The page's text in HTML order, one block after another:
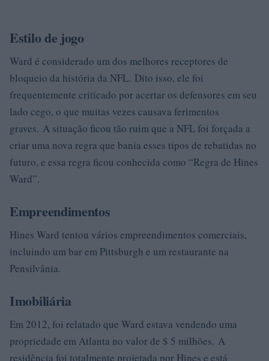
Estilo de jogo
Ward é considerado um dos melhores receptores de
bloqueio da história da NFL. Dito isso, ele foi
frequentemente criticado por acertar os defensores em seu
lado cego, o que muitas vezes causava ferimentos
graves. A situação ficou tão ruim que a NFL foi forçada a
criar uma nova regra que bania esses tipos de rebatidas no
futuro, e essa regra ficou conhecida como “Regra de Hines
Ward”.
Empreendimentos
Hines Ward tentou vários empreendimentos comerciais,
incluindo um bar em Pittsburgh e um restaurante na
Pensilvânia.
Imobiliária
Em 2012, foi relatado que Ward estava vendendo uma
propriedade em Atlanta no valor de $ 5 milhões. A
residência foi totalmente projetada por Hines e está